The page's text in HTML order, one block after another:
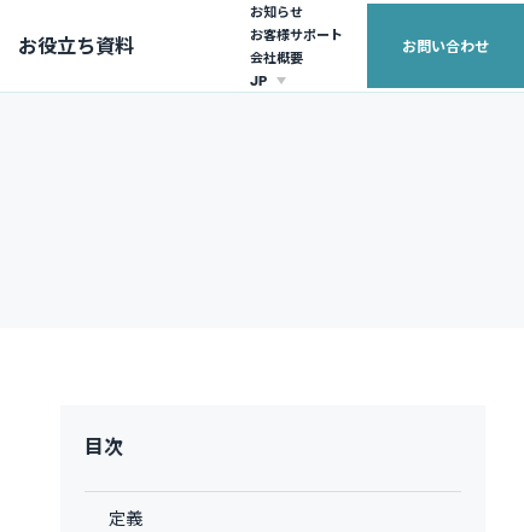
お役立ち資料
お知らせ
お客様サポート
会社概要
JP
お問い合わせ
目次
定義